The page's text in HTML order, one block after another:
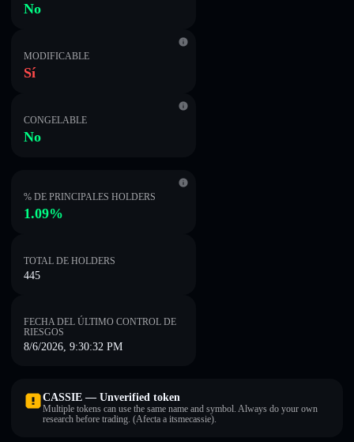
No
MODIFICABLE
Sí
CONGELABLE
No
% DE PRINCIPALES HOLDERS
1.09%
TOTAL DE HOLDERS
445
FECHA DEL ÚLTIMO CONTROL DE
RIESGOS
8/6/2026, 9:30:32 PM
CASSIE — Unverified token
Multiple tokens can use the same name and symbol. Always do your own
research before trading. (Afecta a itsmecassie).